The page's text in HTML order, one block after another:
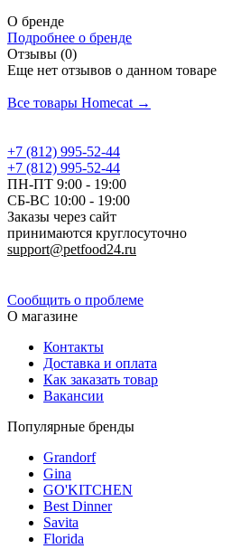
О бренде
Подробнее о бренде
Отзывы (0)
Еще нет отзывов о данном товаре
Все товары Homecat →
+7 (812) 995-52-44
+7 (812) 995-52-44
ПН-ПТ 9:00 - 19:00
СБ-ВС 10:00 - 19:00
Заказы через сайт
принимаются круглосуточно
support@petfood24.ru
Сообщить о проблеме
О магазине
Контакты
Доставка и оплата
Как заказать товар
Вакансии
Популярные бренды
Grandorf
Gina
GO'KITCHEN
Best Dinner
Savita
Florida